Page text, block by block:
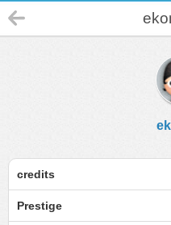
credits
Prestige